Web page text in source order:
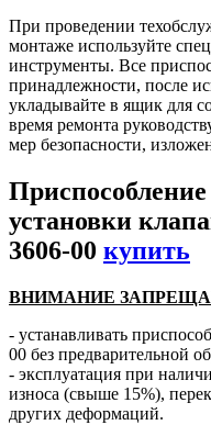
При проведении
монтаже используйте
инструменты. Все
принадлежности, после
укладывайте в ящик для
время ремонта
мер безопасности,
установки
3606-00 купить
ВНИМАНИЕ
- устанавливать
00 без предварительной
- эксплуатация при
износа (свыше 15%),
других деформаций.